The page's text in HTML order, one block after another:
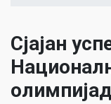
Сјајан